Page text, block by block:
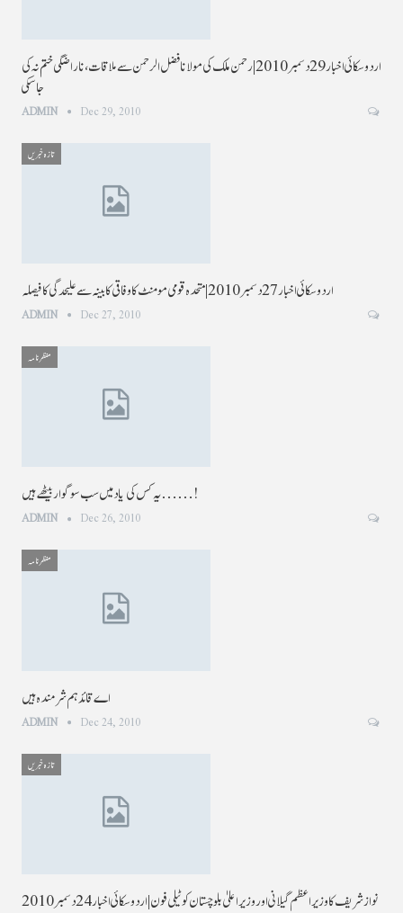
اردو سکائی اخبار 29 دسمبر 2010 |رحمن ملک کی مولانا فضل الرحمن سے ملاقات،ناراضگی ختم نہ کی
جاسکی
ADMIN Dec 29, 2010
تازہ خبریں
اردو سکائی اخبار 27 دسمبر 2010 |متحدہ قومی مومنٹ کا وفاقی کابینہ سے علیحدگی کافیصلہ
ADMIN Dec 27, 2010
منظر نامہ
یہ کس کی یاد میں سب سوگوار بیٹھے ہیں……!
ADMIN Dec 26, 2010
منظر نامہ
اے قائد ہم شرمندہ ہیں
ADMIN Dec 24, 2010
تازہ خبریں
نواز شریف کا وزیر اعظم گیلانی اور وزیر اعلیٰ بلوچستان کو ٹیلی فون|اردو سکائی اخبار 24 دسمبر 2010